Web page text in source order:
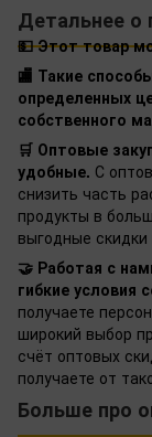
Детальнее о
💵 Этот товар
🏬 Такие
определенных
собственного
🛒 Оптовые
удобные. С
снизить часть
продукты в
выгодные скидки
🤝 Работая с
гибкие условия
получаете
широкий выбор
счёт оптовых
получаете от
Больше про